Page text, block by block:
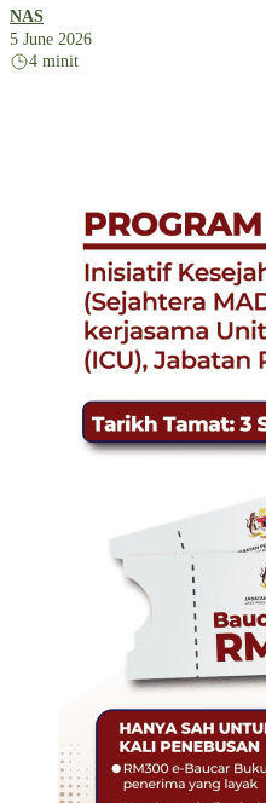
NAS
5 June 2026
4 minit